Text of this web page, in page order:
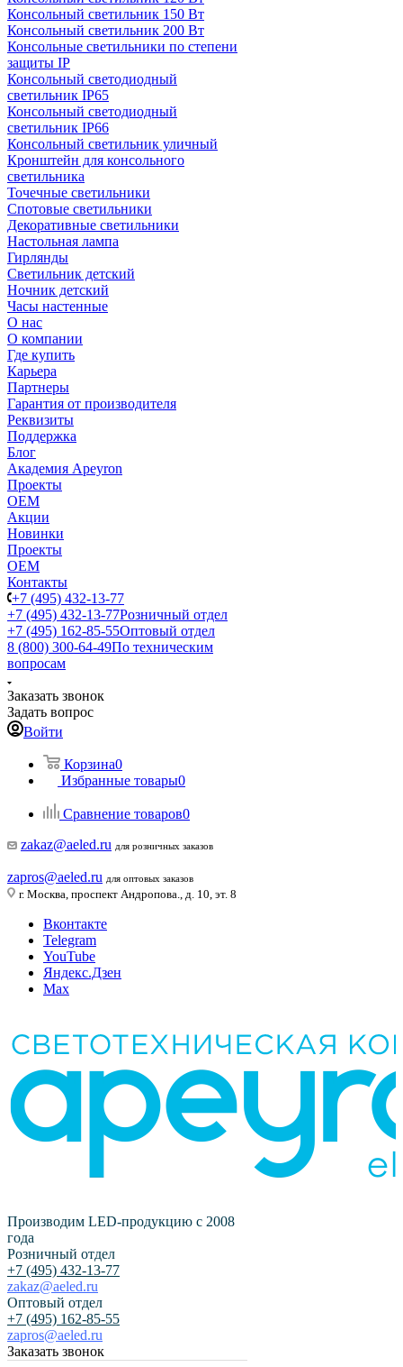
Консольный светильник 150 Вт
Консольный светильник 200 Вт
Консольные светильники по степени
защиты IP
Консольный светодиодный
светильник IP65
Консольный светодиодный
светильник IP66
Консольный светильник уличный
Кронштейн для консольного
светильника
Точечные светильники
Спотовые светильники
Декоративные светильники
Настольная лампа
Гирлянды
Светильник детский
Ночник детский
Часы настенные
О нас
О компании
Где купить
Карьера
Партнеры
Гарантия от производителя
Реквизиты
Поддержка
Блог
Академия Apeyron
Проекты
ОЕМ
Акции
Новинки
Проекты
ОЕМ
Контакты
+7 (495) 432-13-77
+7 (495) 432-13-77Розничный отдел
+7 (495) 162-85-55Оптовый отдел
8 (800) 300-64-49По техническим
вопросам
Заказать звонок
Задать вопрос
Войти
Корзина0
Избранные товары0
Сравнение товаров0
zakaz@aeled.ru для розничных заказов
zapros@aeled.ru для оптовых заказов
г. Москва, проспект Андропова., д. 10, эт. 8
Вконтакте
Telegram
YouTube
Яндекс.Дзен
Max
Производим LED-продукцию с 2008
года
Розничный отдел
+7 (495) 432-13-77
zakaz@aeled.ru
Оптовый отдел
+7 (495) 162-85-55
zapros@aeled.ru
Заказать звонок